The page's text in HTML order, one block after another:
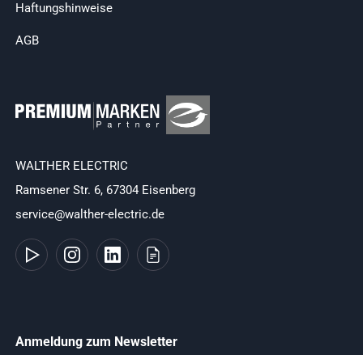
Haftungshinweise
AGB
WALTHER ELECTRIC
Ramsener Str. 6, 67304 Eisenberg
service@walther-electric.de
Anmeldung zum Newsletter